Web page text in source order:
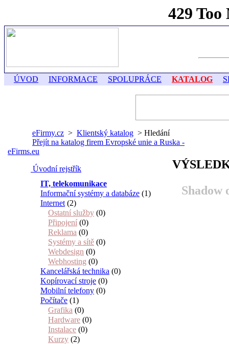
ÚVOD INFORMACE SPOLUPRÁCE KATALOG
eFirmy.cz > Klientský katalog > Hledání
Přejít na katalog firem Evropské unie a Ruska -
eFirms.eu
Úvodní rejstřík
IT, telekomunikace
Informační systémy a databáze (1)
Internet (2)
Ostatní služby (0)
Připojení (0)
Reklama (0)
Systémy a sítě (0)
Webdesign (0)
Webhosting (0)
Kancelářská technika (0)
Kopírovací stroje (0)
Mobilní telefony (0)
Počítače (1)
Grafika (0)
Hardware (0)
Instalace (0)
Kurzy (2)
Shadow